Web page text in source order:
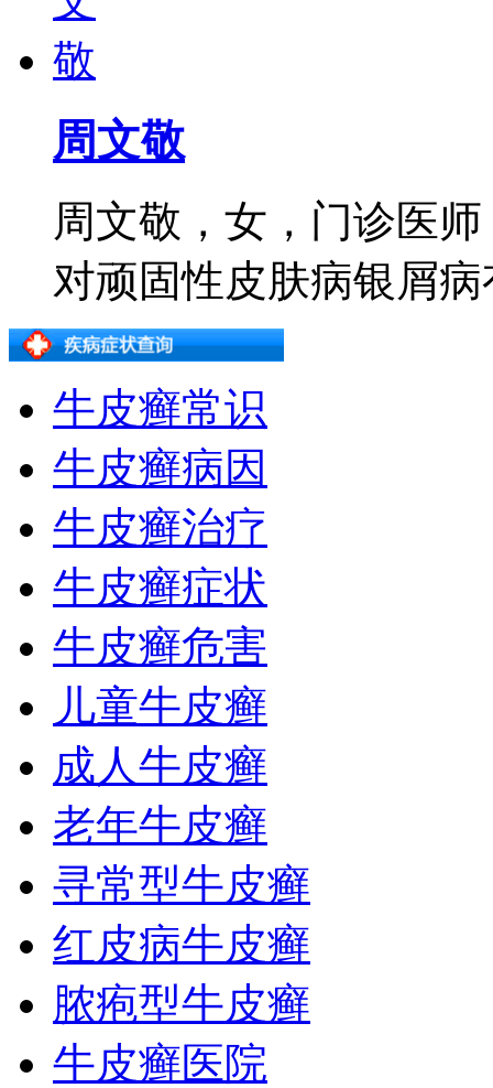
周文敬
周文敬，女，门诊医
对顽固性皮肤病银屑病
牛皮癣常识
牛皮癣病因
牛皮癣治疗
牛皮癣症状
牛皮癣危害
儿童牛皮癣
成人牛皮癣
老年牛皮癣
寻常型牛皮癣
红皮病牛皮癣
脓疱型牛皮癣
牛皮癣医院